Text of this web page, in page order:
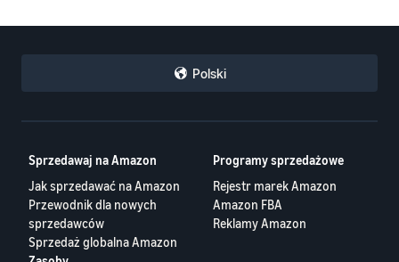
Polski
Sprzedawaj na Amazon
Jak sprzedawać na Amazon
Przewodnik dla nowych
sprzedawców
Sprzedaż globalna Amazon
Programy sprzedażowe
Rejestr marek Amazon
Amazon FBA
Reklamy Amazon